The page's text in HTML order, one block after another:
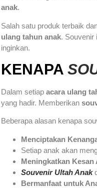
anak.
Salah satu produk terbaik
ulang tahun anak. Souvenir
inginkan.
KENAPA
Dalam setiap acara ulang
yang hadir. Memberikan
Beberapa alasan kenapa
Menciptakan
Setiap anak akan
Meningkatkan Kesan
Souvenir Ultah Anak
Bermanfaat untuk